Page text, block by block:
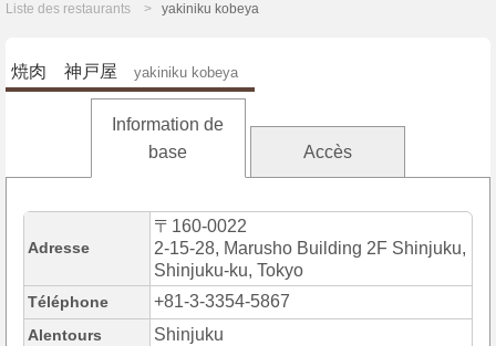
Liste des restaurants
yakiniku kobeya
焼肉 神戸屋 yakiniku kobeya
Information de
base
Accès
Adresse
〒160-0022
2-15-28, Marusho Building 2F Shinjuku,
Shinjuku-ku, Tokyo
Téléphone +81-3-3354-5867
Alentours Shinjuku